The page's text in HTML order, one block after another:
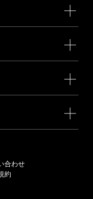
合わせ
約